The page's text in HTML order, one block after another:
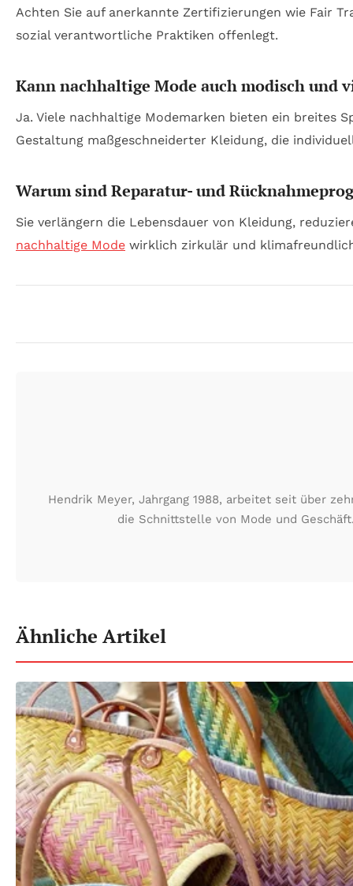
Achten Sie auf anerkannte Zertifizierungen wie Fair
sozial verantwortliche Praktiken offenlegt.
Kann nachhaltige Mode auch modisch und
Ja. Viele nachhaltige Modemarken bieten ein breites
Gestaltung maßgeschneiderter Kleidung, die
Warum sind Reparatur- und
Sie verlängern die Lebensdauer von Kleidung,
nachhaltige Mode wirklich zirkulär und
Hendrik Meyer, Jahrgang 1988, arbeitet seit über
die Schnittstelle von Mode und
Ähnliche Artikel